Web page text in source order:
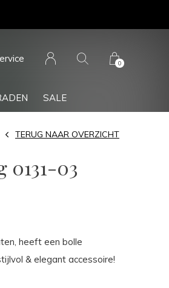
SALE
0
0131-03
TERUG NAAR OVERZICHT
heeft een bolle
& elegant accessoire!